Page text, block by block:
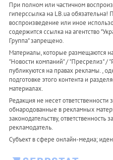
При полном или частичном
гиперссылка на LB.ua обязательна!
воспроизведение или иное
содержится ссылка на агентство
Группа" запрещено.
Материалы, которые размещаются
"Новости компаний" / "Пресрелиз" /
публикуются на правах рекламы. ,
подготовке этого контента и
материалах.
Редакция не несет
обнародованные в рекламных
законодательству,
рекламодатель.
Субъект в сфере онлайн-медиа;